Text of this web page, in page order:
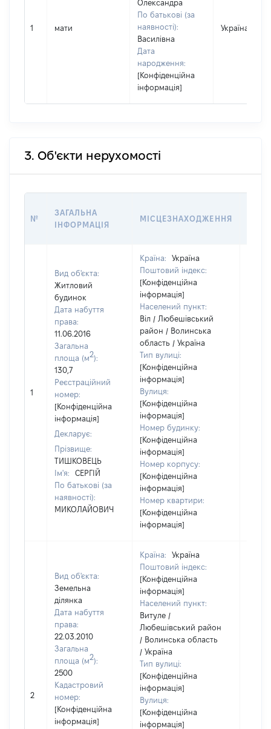
1 мати
Олександра
По батькові (за
наявності):
Василівна
Дата
народження:
[Конфіденційна
інформація]
Україна
3. Об'єкти нерухомості
№
ЗАГАЛЬНА
ІНФОРМАЦІЯ
МІСЦЕЗНАХОДЖЕННЯ
1
Вид об'єкта:
Житловий
будинок
Дата набуття
права:
11.06.2016
Загальна
площа (м2):
130,7
Реєстраційний
номер:
[Конфіденційна
інформація]
Декларує:
Прізвище:
ТИШКОВЕЦЬ
Ім'я:
СЕРГІЙ
По батькові (за
наявності):
МИКОЛАЙОВИЧ
Країна:
Україна
Поштовий індекс:
[Конфіденційна
інформація]
Населений пункт:
Віл / Любешівський
район / Волинська
область / Україна
Тип вулиці:
[Конфіденційна
інформація]
Вулиця:
[Конфіденційна
інформація]
Номер будинку:
[Конфіденційна
інформація]
Номер корпусу:
[Конфіденційна
інформація]
Номер квартири:
[Конфіденційна
інформація]
2
Вид об'єкта:
Земельна
ділянка
Дата набуття
права:
22.03.2010
Загальна
площа (м2):
2500
Кадастровий
номер:
[Конфіденційна
інформація]
Країна:
Україна
Поштовий індекс:
[Конфіденційна
інформація]
Населений пункт:
Витуле /
Любешівський район
/ Волинська область
/ Україна
Тип вулиці:
[Конфіденційна
інформація]
Вулиця:
[Конфіденційна
інформація]